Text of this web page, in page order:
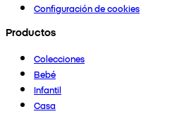
Configuración de cookies
Productos
Colecciones
Bebé
Infantil
Casa